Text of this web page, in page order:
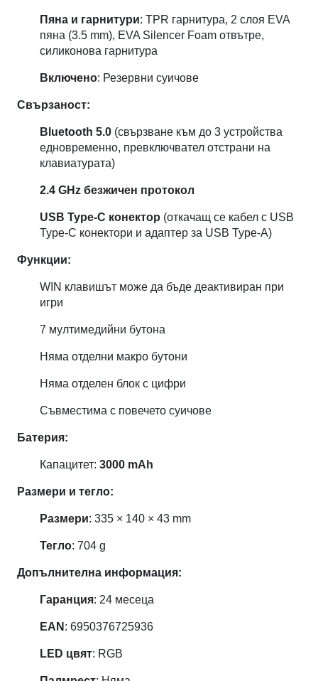
Пяна и гарнитури: TPR гарнитура, 2 слоя EVA
пяна (3.5 mm), EVA Silencer Foam отвътре,
силиконова гарнитура
Включено: Резервни суичове
Свързаност:
Bluetooth 5.0 (свързване към до 3 устройства
едновременно, превключвател отстрани на
клавиатурата)
2.4 GHz безжичен протокол
USB Type-C конектор (откачащ се кабел с USB
Type-C конектори и адаптер за USB Type-A)
Функции:
WIN клавишът може да бъде деактивиран при
игри
7 мултимедийни бутона
Няма отделни макро бутони
Няма отделен блок с цифри
Съвместима с повечето суичове
Батерия:
Капацитет:3000 mAh
Размери и тегло:
Размери: 335 × 140 × 43 mm
Тегло: 704 g
Допълнителна информация:
Гаранция: 24 месеца
EAN : 6950376725936
LED цвят: RGB